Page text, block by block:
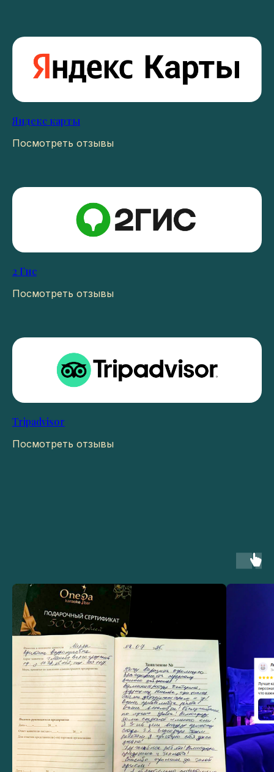
Яндекс карты
Посмотреть отзывы
2 Гис
Посмотреть отзывы
Tripadvisor
Посмотреть отзывы